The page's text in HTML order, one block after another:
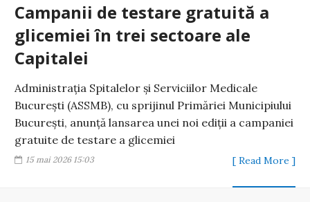
Campanii de testare gratuită a
glicemiei în trei sectoare ale
Capitalei
Administrația Spitalelor și Serviciilor Medicale
București (ASSMB), cu sprijinul Primăriei Municipiului
București, anunță lansarea unei noi ediții a campaniei
gratuite de testare a glicemiei
15 mai 2026 15:03 [ Read More ]